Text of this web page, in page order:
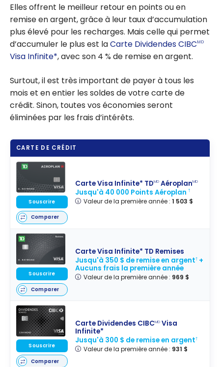
Elles offrent le meilleur retour en points ou en
remise en argent, grâce à leur taux d’accumulation
plus élevé pour les recharges. Mais celle qui permet
d’accumuler le plus est laCarte Dividendes CIBCMD
Visa Infinite*, avec son 4 % de remise en argent.
Surtout, il est très important de payer à tous les
mois et en entier les soldes de votre carte de
crédit. Sinon, toutes vos économies seront
éliminées par les frais d’intérêts.
CARTE DE CRÉDIT
Carte Visa Infinite* TDMD AéroplanMD
Jusqu'à 40 000 Points Aéroplan†
Valeur de la première année : 1 503 $
Souscrire
Comparer
Carte Visa Infinite* TD Remises
Jusqu'à 350 $ de remise en argent† +
Aucuns frais la première année
Valeur de la première année : 969 $
Souscrire
Comparer
Carte Dividendes CIBCMD Visa
Infinite*
Jusqu'à 300 $ de remise en argent†
Valeur de la première année : 931 $
Souscrire
Comparer